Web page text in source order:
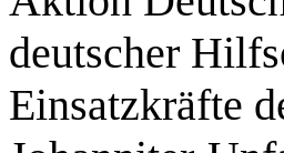
deutscher
Einsatzkräfte